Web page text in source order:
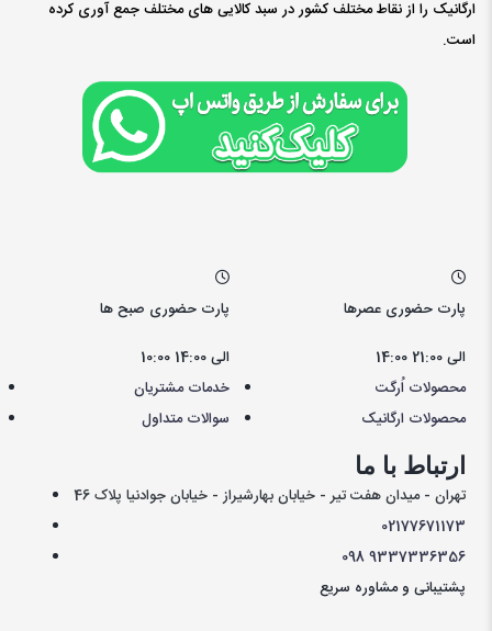
ناموجود
موجود شد به من اطلاع بده
قیمت145,000
فروشگاه آنلاین اُرگت
طبیعی ، ارگانیک مارکت ( ٱرگت ) مجموعه ای از بهترین و کامل ترین محصولات
ارگانیک را از نقاط مختلف کشور در سبد کالایی های مختلف جمع آوری کرده
است.